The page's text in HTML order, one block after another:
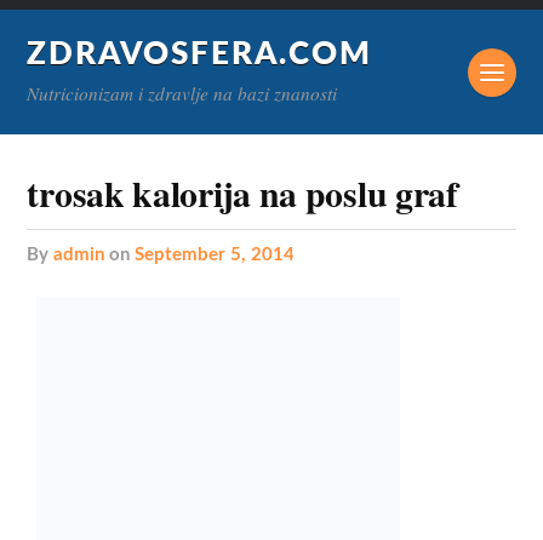
ZDRAVOSFERA.COM
Nutricionizam i zdravlje na bazi znanosti
trosak kalorija na poslu graf
byadmin onSeptember 5, 2014